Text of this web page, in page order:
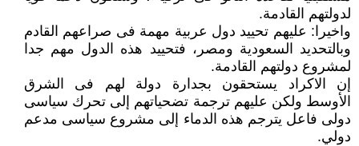
لدولتهم القادمة.
واخيرا: عليهم تحييد دول عربية مهمة فى صراعهم القادم
وبالتحديد السعودية ومصر، فتحييد هذه الدول مهم جدا
لمشروع دولتهم القادمة.
إن الاكراد يستحقون بجدارة دولة لهم فى الشرق
الأوسط ولكن عليهم ترجمة تضحياتهم إلى تحرك سياسى
دولى فاعل يترجم هذه الدماء إلى مشروع سياسى مدعم
دولي.